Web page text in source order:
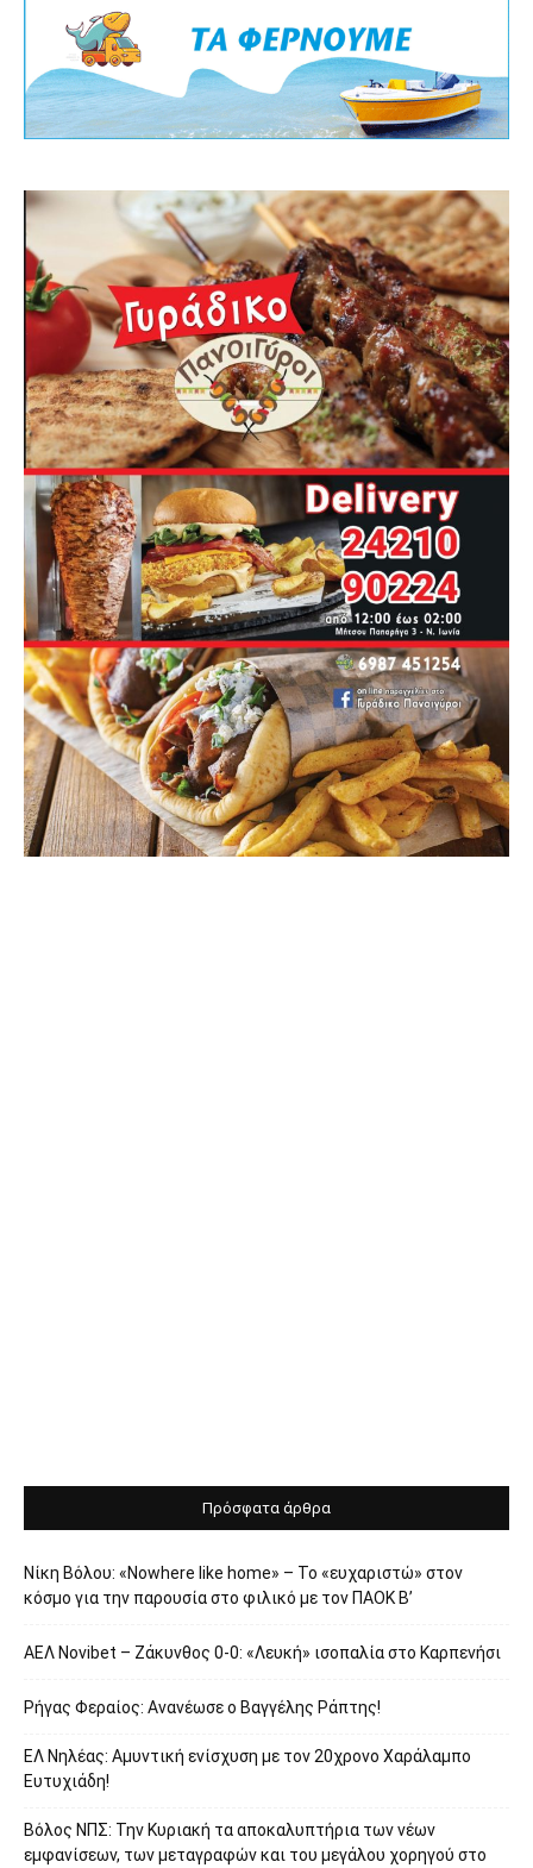
Πρόσφατα άρθρα
Νίκη Βόλου: «Nowhere like home» – Το «ευχαριστώ» στον
κόσμο για την παρουσία στο φιλικό με τον ΠΑΟΚ Β’
ΑΕΛ Novibet – Ζάκυνθος 0-0: «Λευκή» ισοπαλία στο Καρπενήσι
Ρήγας Φεραίος: Ανανέωσε ο Βαγγέλης Ράπτης!
ΕΛ Νηλέας: Αμυντική ενίσχυση με τον 20χρονο Χαράλαμπο
Ευτυχιάδη!
Βόλος ΝΠΣ: Την Κυριακή τα αποκαλυπτήρια των νέων
εμφανίσεων, των μεταγραφών και του μεγάλου χορηγού στο